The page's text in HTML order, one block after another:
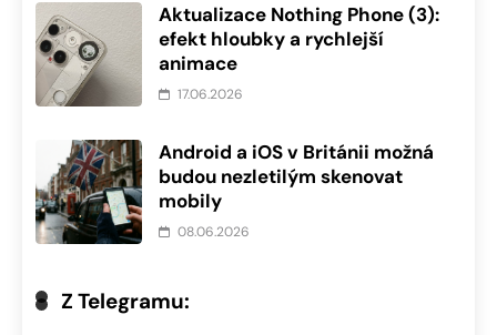
Aktualizace Nothing Phone (3):
efekt hloubky a rychlejší
animace
17.06.2026
Android a iOS v Británii možná
budou nezletilým skenovat
mobily
08.06.2026
Z Telegramu: